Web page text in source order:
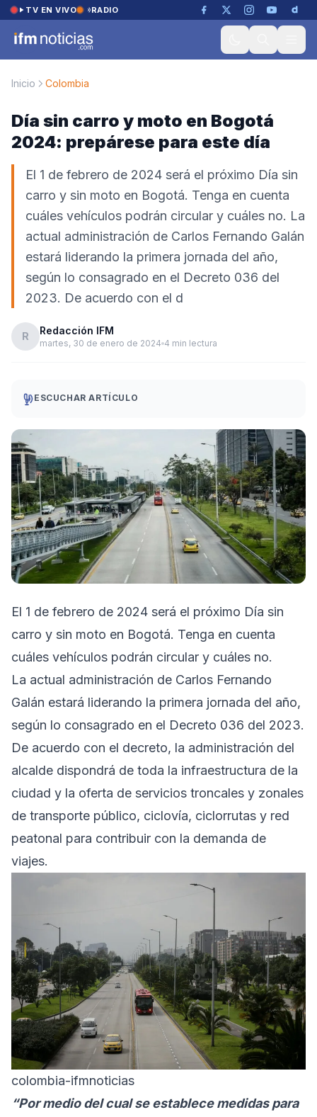
Saltar al contenido
TV EN VIVO RADIO
Inicio Colombia
Día sin carro y moto en Bogotá
2024: prepárese para este día
El 1 de febrero de 2024 será el próximo Día sin
carro y sin moto en Bogotá. Tenga en cuenta
cuáles vehículos podrán circular y cuáles no. La
actual administración de Carlos Fernando Galán
estará liderando la primera jornada del año,
según lo consagrado en el Decreto 036 del
2023. De acuerdo con el d
R Redacción IFM
martes, 30 de enero de 2024 4 min lectura
ESCUCHAR ARTÍCULO
El 1 de febrero de 2024 será el próximo Día sin
carro y sin moto en Bogotá. Tenga en cuenta
cuáles vehículos podrán circular y cuáles no.
La actual administración de Carlos Fernando
Galán estará liderando la primera jornada del año,
según lo consagrado en el Decreto 036 del 2023.
De acuerdo con el decreto, la administración del
alcalde dispondrá de toda la infraestructura de la
ciudad y la oferta de servicios troncales y zonales
de transporte público, ciclovía, ciclorrutas y red
peatonal para contribuir con la demanda de
viajes.
colombia-ifmnoticias
“Por medio del cual se establece medidas para